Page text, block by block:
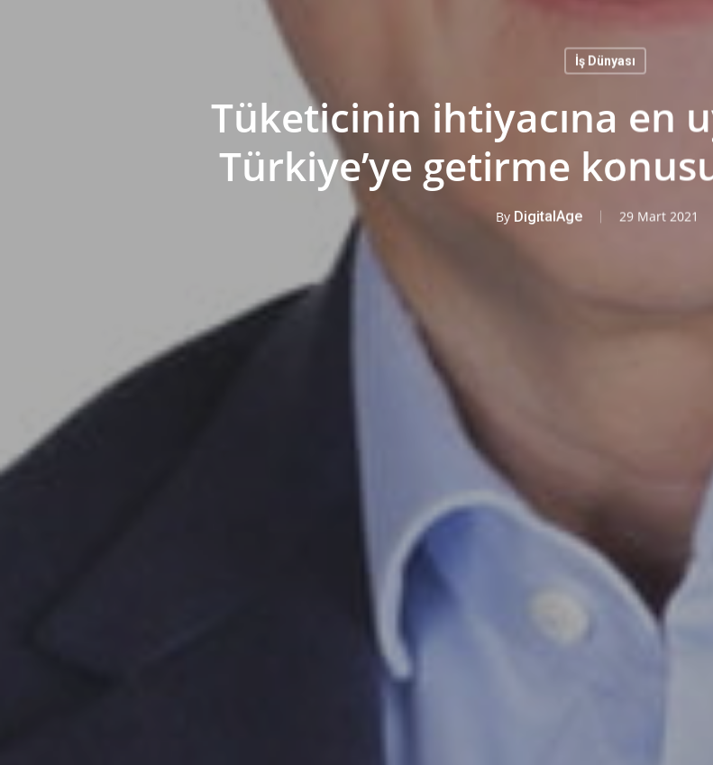
İş Dünyası
Tüketicinin ihtiyacına en
Türkiye’ye getirme
By DigitalAge 29 Mart 2021